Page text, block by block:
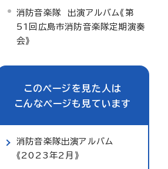
消防音楽隊 出演アルバム《第
51回広島市消防音楽隊定期演奏
会》
このページを見た人は
こんなページも見ています
消防音楽隊出演アルバム
《2023年2月》